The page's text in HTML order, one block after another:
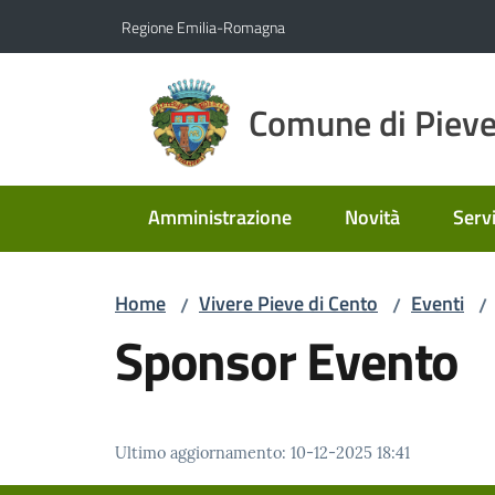
Regione Emilia-Romagna
Comune di
Amministrazione Novità
Home / Vivere Pieve di Cento / Eventi /
Sponsor Evento
Ultimo aggiornamento: 10-12-2025 18:41